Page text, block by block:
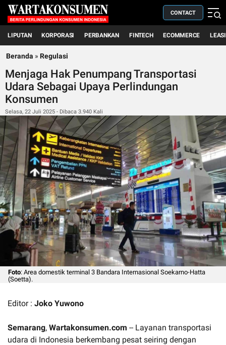
CONTACT
LIPUTAN KORPORASI PERBANKAN FINTECH ECOMMERCE
Beranda » Regulasi
Menjaga Hak Penumpang Transportasi
Udara Sebagai Upaya Perlindungan
Konsumen
Selasa, 22 Juli 2025 - Dibaca 3.940 Kali
Foto: Area domestik terminal 3 Bandara Internasional Soekarno-Hatta
(Soetta).
Editor : Joko Yuwono
Semarang, Wartakonsumen.com -- Layanan transportasi
udara di Indonesia berkembang pesat seiring dengan